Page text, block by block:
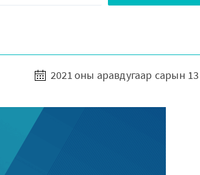
2021 оны аравдугаар сарын 13